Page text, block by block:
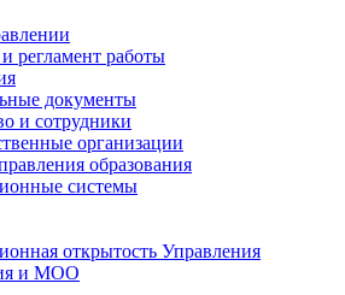
регламент работы
документы
и сотрудники
организации
образования
системы
открытость Управления
и МОО